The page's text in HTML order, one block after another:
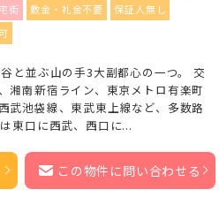
街 敷金・礼金不要
保証人無し
と並ぶ山の手3大副都心の一つ。 交
湘南新宿ライン、東京メトロ有楽町
武池袋線、東武東上線など、多数路
東口に西武、西口に...
この物件に問い合わせる